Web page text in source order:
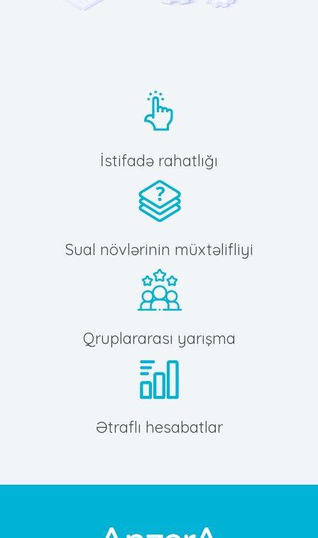
İstifadə rahatlığı
Sual növlərinin müxtəlifliyi
Qruplararası yarışma
Ətraflı hesabatlar